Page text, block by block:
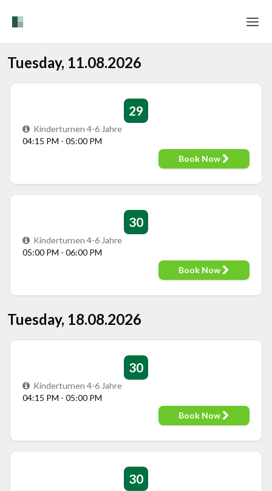
Help & Info
Tuesday, 11.08.2026
29
Kinderturnen 4-6 Jahre
04:15 PM - 05:00 PM
Book Now
30
Kinderturnen 4-6 Jahre
05:00 PM - 06:00 PM
Book Now
Tuesday, 18.08.2026
30
Kinderturnen 4-6 Jahre
04:15 PM - 05:00 PM
Book Now
30